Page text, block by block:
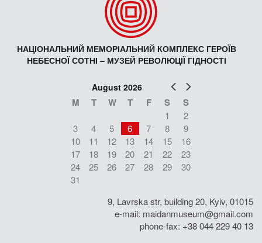
НАЦІОНАЛЬНИЙ МЕМОРІАЛЬНИЙ КОМПЛЕКС ГЕРОЇВ
НЕБЕСНОЇ СОТНІ – МУЗЕЙ РЕВОЛЮЦІЇ ГІДНОСТІ
Prev
August 2026
M T W T F S S
1
2
3
4 5 6 7 8
9
10
11 12 13 14 15
16
17
18 19 20 21 22
23
24
25 26 27 28 29
30
31
9, Lavrska str, building 20, Kyiv, 01015
e-mail: maidanmuseum@gmail.com
phone-fax: +38 044 229 40 13